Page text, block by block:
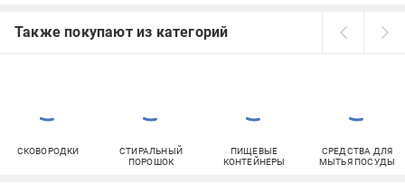
Также покупают из категорий
СКОВОРОДКИ
СТИРАЛЬНЫЙ
ПОРОШОК
ПИЩЕВЫЕ
КОНТЕЙНЕРЫ
СРЕДСТВА ДЛЯ
МЫТЬЯ ПОСУДЫ